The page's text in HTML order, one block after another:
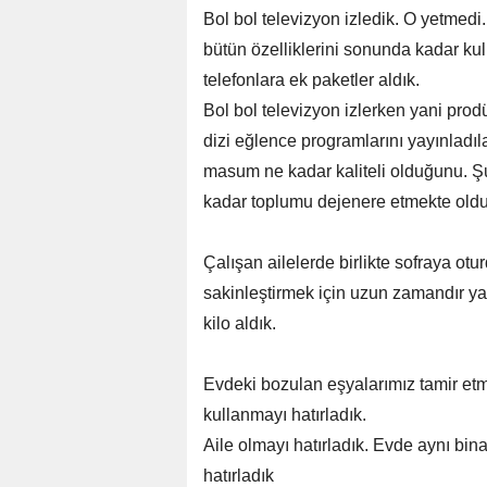
Bol bol televizyon izledik. O
bütün özelliklerini sonunda kadar
telefonlara ek paketler aldık.
Bol bol televizyon izlerken yani
dizi eğlence programlarını
masum ne kadar kaliteli olduğunu.
kadar toplumu dejenere etmekte
Çalışan ailelerde birlikte sofraya
sakinleştirmek için uzun zamandır
kilo aldık.
Evdeki bozulan eşyalarımız tamir
kullanmayı hatırladık.
Aile olmayı hatırladık. Evde aynı
hatırladık